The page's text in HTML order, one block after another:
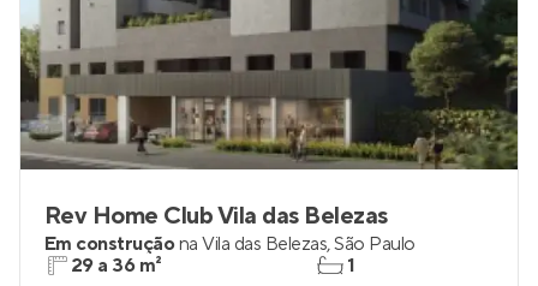
Rev Home Club Vila das Belezas
Em construçãona Vila das Belezas,São Paulo
29 a 36 m²
1